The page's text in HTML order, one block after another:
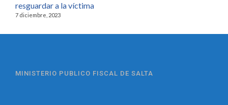
resguardar a la víctima
7 diciembre, 2023
MINISTERIO PUBLICO FISCAL DE SALTA